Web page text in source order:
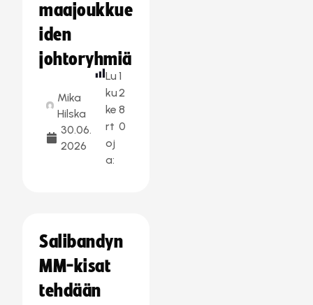
maajoukkue
iden
johtoryhmiä
Mika
Hilska
30.06.
2026
Lu
ku
ke
rt
oj
a:
1
2
8
0
Salibandyn
MM-kisat
tehdään